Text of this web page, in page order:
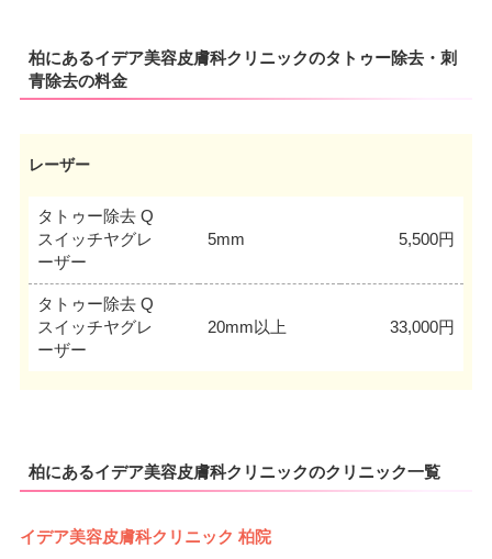
柏にあるイデア美容皮膚科クリニックのタトゥー除去・刺
青除去の料金
レーザー
タトゥー除去 Q
スイッチヤグレ
ーザー
5mm 5,500円
タトゥー除去 Q
スイッチヤグレ
ーザー
20mm以上 33,000円
柏にあるイデア美容皮膚科クリニックのクリニック一覧
イデア美容皮膚科クリニック 柏院